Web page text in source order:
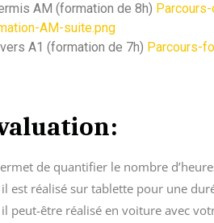
AM (formation de 8h)
AM-suite.png
A1 (formation de 7h) Parcours-
de quantifier le nombre
est réalisé sur tablette pour une
il peut-être réalisé en voiture